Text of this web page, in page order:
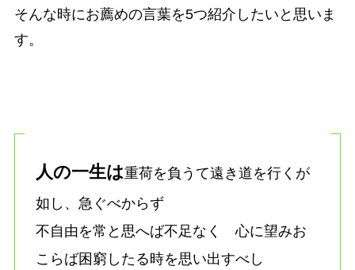
そんな時にお薦めの言葉を5つ紹介したいと思いま
す。
人の一生は重荷を負うて遠き道を行くが
如し、急ぐべからず
不自由を常と思へば不足なく 心に望みお
こらば困窮したる時を思い出すべし